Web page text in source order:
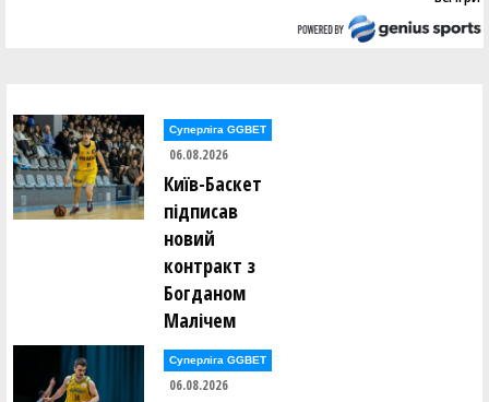
Суперліга GGBET
06.08.2026
Київ-Баскет
підписав
новий
контракт з
Богданом
Малічем
Суперліга GGBET
06.08.2026